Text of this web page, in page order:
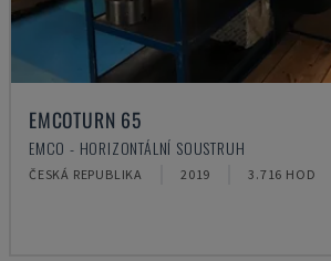
EMCOTURN 65
EMCO - HORIZONTÁLNÍ SOUSTRUH
ČESKÁ REPUBLIKA 2019 3.716 HOD